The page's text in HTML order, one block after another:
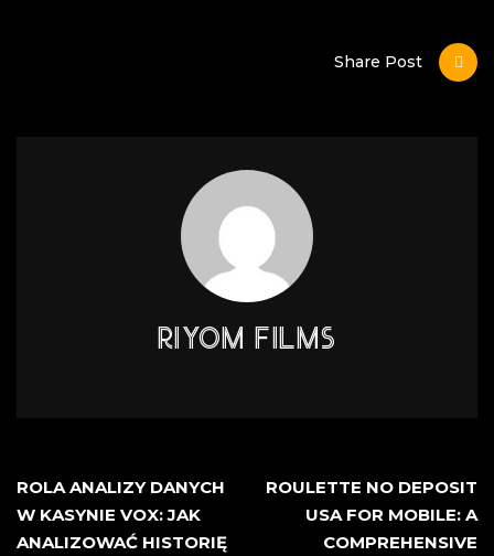
Share Post
RIYOM FILMS
ROLA ANALIZY DANYCH
W KASYNIE VOX: JAK
ANALIZOWAĆ HISTORIĘ
ROULETTE NO DEPOSIT
USA FOR MOBILE: A
COMPREHENSIVE